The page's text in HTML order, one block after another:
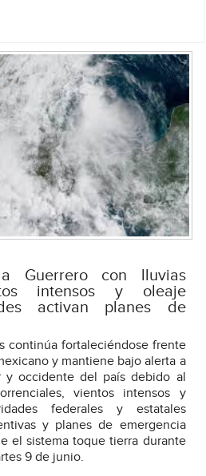
Guerrero con lluvias
intensos y oleaje
activan planes de
continúa fortaleciéndose frente
y mantiene bajo alerta a
y occidente del país debido al
vientos intensos y
federales y estatales
y planes de emergencia
el sistema toque tierra durante
9 de junio.